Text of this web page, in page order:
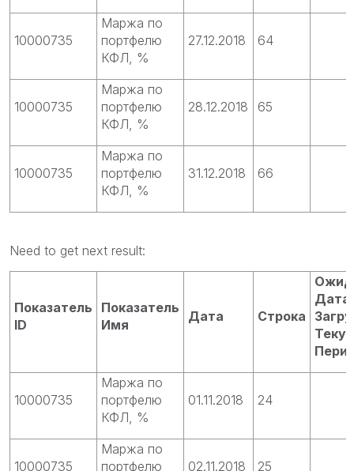
10000735
Маржа по
портфелю
КФЛ, %
27.12.2018 64
10000735
Маржа по
портфелю
КФЛ, %
28.12.2018 65
10000735
Маржа по
портфелю
КФЛ, %
31.12.2018 66
Need to get next result:
Показатель
ID
Показатель
Имя
Дата Строка
Дата
10000735
Маржа по
портфелю
КФЛ, %
01.11.2018 24
10000735
Маржа по
портфелю
02.11.2018 25